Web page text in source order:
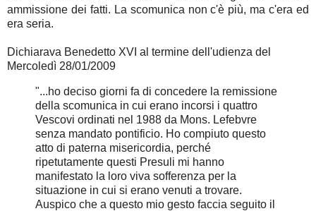
ammissione dei fatti. La scomunica non c'è più, ma c'era ed
era seria.
Dichiarava Benedetto XVI al termine dell'udienza del
Mercoledì 28/01/2009
"...ho deciso giorni fa di concedere la remissione
della scomunica in cui erano incorsi i quattro
Vescovi ordinati nel 1988 da Mons. Lefebvre
senza mandato pontificio. Ho compiuto questo
atto di paterna misericordia, perché
ripetutamente questi Presuli mi hanno
manifestato la loro viva sofferenza per la
situazione in cui si erano venuti a trovare.
Auspico che a questo mio gesto faccia seguito il